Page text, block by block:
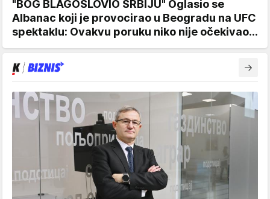
"BOG BLAGOSLOVIO SRBIJU" Oglasio se
Albanac koji je provocirao u Beogradu na UFC
spektaklu: Ovakvu poruku niko nije očekivao...